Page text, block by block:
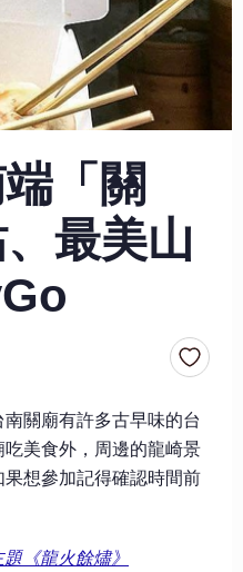
「關
最美山
關廟有許多古早味的台
美食外，周邊的龍崎景
想參加記得確認時間前
《龍火餘燼》